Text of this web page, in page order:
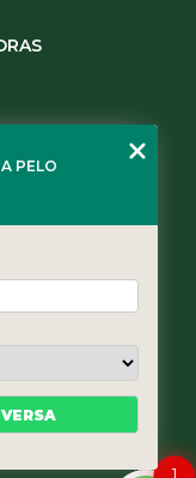
1
PELO